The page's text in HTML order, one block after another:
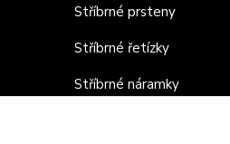
Stříbrné prsteny
Stříbrné řetízky
Stříbrné náramky